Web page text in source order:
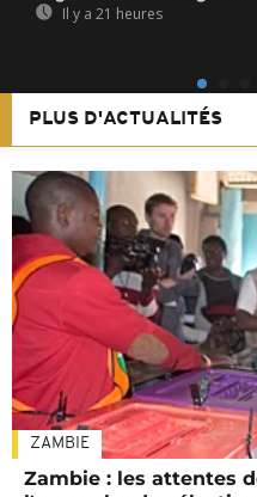
Il y a 21 heures
PLUS D'ACTUALITÉS
ZAMBIE
Zambie : les attentes